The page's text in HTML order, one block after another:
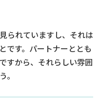
られていますし、それは
です。パートナーととも
すから、それらしい雰囲
。